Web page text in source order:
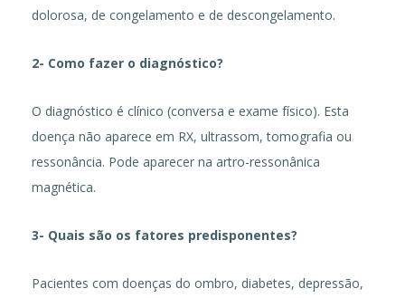
dolorosa, de congelamento e de descongelamento.
2- Como fazer o diagnóstico?
O diagnóstico é clínico (conversa e exame físico). Esta
doença não aparece em RX, ultrassom, tomografia ou
ressonância. Pode aparecer na artro-ressonânica
magnética.
3- Quais são os fatores predisponentes?
Pacientes com doenças do ombro, diabetes, depressão,